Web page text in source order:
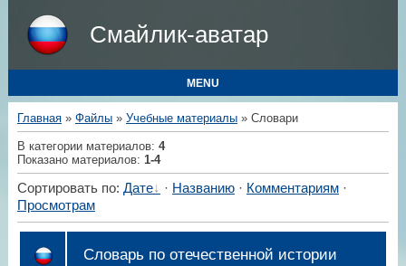
Смайлик-аватар
MENU
Главная» Файлы» Учебные материалы» Словари
В категории материалов: 4
Показано материалов: 1-4
Сортировать по: Дате · Названию· Комментариям·
Просмотрам
Словарь по отечественной истории